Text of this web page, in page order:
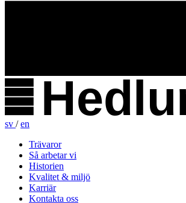
sv / en
Trävaror
Så arbetar vi
Historien
Kvalitet & miljö
Karriär
Kontakta oss